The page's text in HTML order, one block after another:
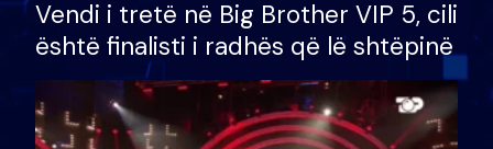
Vendi i tretë në Big Brother VIP 5, cili
është finalisti i radhës që lë shtëpinë